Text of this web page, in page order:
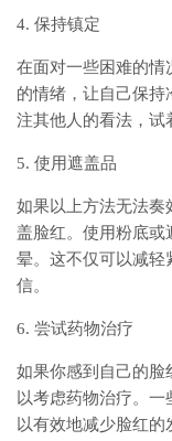
4. 保持镇定
在面对一些困难的情
的情绪，让自己保持
注其他人的看法，试
5. 使用遮盖品
如果以上方法无法奏
盖脸红。使用粉底或
晕。这不仅可以减轻
信。
6. 尝试药物治疗
如果你感到自己的脸
以考虑药物治疗。
以有效地减少脸红